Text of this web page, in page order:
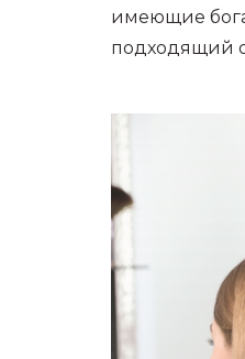
имеющие
подходящий